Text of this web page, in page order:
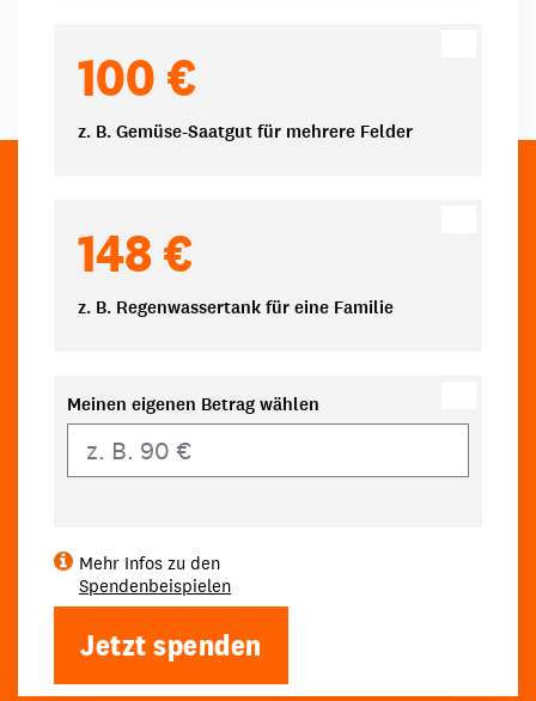
100 €
z. B. Gemüse-Saatgut für mehrere Felder
148 €
z. B. Regenwassertank für eine Familie
Meinen eigenen Betrag wählen
Mehr Infos zu den
Spendenbeispielen
Jetzt spenden